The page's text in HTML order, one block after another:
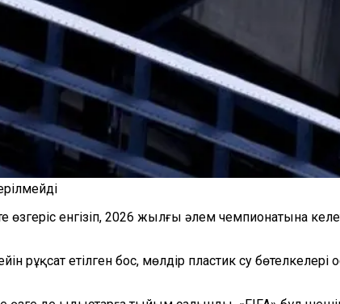
өзгеріс енгізіп, 2026 жылғы әлем чемпионатына
рұқсат етілген бос, мөлдір пластик су